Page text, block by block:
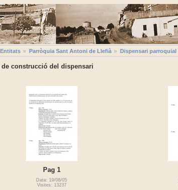
Entitats Parròquia Sant Antoni de Llefià Dispensari parroquial
de construcció del dispensari
Pag 1
Data: 19/08/05
Visites: 13237